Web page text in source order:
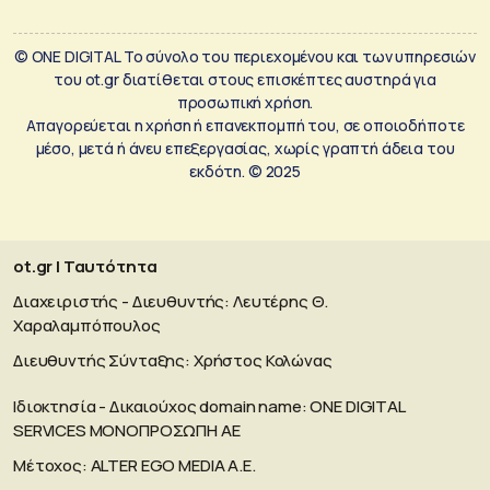
© ONE DIGITAL Το σύνολο του περιεχομένου και των υπηρεσιών
του ot.gr διατίθεται στους επισκέπτες αυστηρά για
προσωπική χρήση.
Απαγορεύεται η χρήση ή επανεκπομπή του, σε οποιοδήποτε
μέσο, μετά ή άνευ επεξεργασίας, χωρίς γραπτή άδεια του
εκδότη. © 2025
ot.gr | Ταυτότητα
Διαχειριστής - Διευθυντής: Λευτέρης Θ.
Χαραλαμπόπουλος
Διευθυντής Σύνταξης: Χρήστος Κολώνας
Ιδιοκτησία - Δικαιούχος domain name: ΟΝΕ DIGITAL
SERVICES MONOΠΡΟΣΩΠΗ ΑΕ
Μέτοχος: ALTER EGO MEDIA A.E.